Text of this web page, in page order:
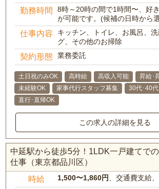
勤務時間
8時～20時の間で1時間〜、好
が可能です。(候補の日時から
仕事内容
キッチン、トイレ、お風呂、
グ、その他のお掃除
契約形態 業務委託
土日祝のみOK 高時給 高収入可能
昇給･
未経験OK
家事代行スタッフ募集
30代･40
直行･直帰OK
この求人の詳細を見る
中延駅から徒歩5分！1LDK一戸建てで
仕事（東京都品川区）
時給 1,500〜1,860円 、交通費支給